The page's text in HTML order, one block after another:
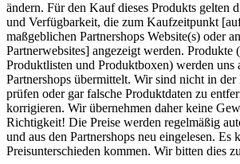
ändern. Für den Kauf dieses Produkts gelten
und Verfügbarkeit, die zum Kaufzeitpunkt
maßgeblichen Partnershops Website(s) oder
Partnerwebsites] angezeigt werden. Produkte
Produktlisten und Produktboxen) werden uns
Partnershops übermittelt. Wir sind nicht in
prüfen oder gar falsche Produktdaten zu
korrigieren. Wir übernehmen daher keine
Richtigkeit! Die Preise werden regelmäßig
und aus den Partnershops neu eingelesen. Es
Preisunterschieden kommen. Wir bitten dies